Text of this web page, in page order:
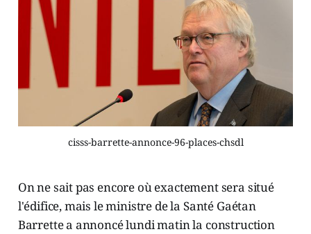
cisss-barrette-annonce-96-places-chsdl
On ne sait pas encore où exactement sera situé
l'édifice, mais le ministre de la Santé Gaétan
Barrette a annoncé lundi matin la construction